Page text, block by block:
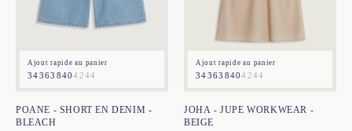
Ajout rapide au panier
343638404244
POANE - SHORT EN DENIM -
BLEACH
Ajout rapide au panier
343638404244
JOHA - JUPE WORKWEAR -
BEIGE